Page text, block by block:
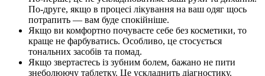
По-друге, якщо в процесі лікування на ваш одяг щось
потрапить — вам буде спокійніше.
Якщо ви комфортно почуваєте себе без косметики, то
краще не фарбуватись. Особливо, це стосується
тональних засобів та помад.
Якщо звертаєтесь із зубним болем, бажано не пити
знеболюючу таблетку. Це ускладнить діагностику.